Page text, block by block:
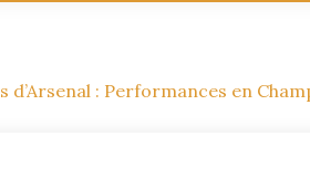
d’Arsenal : Performances en